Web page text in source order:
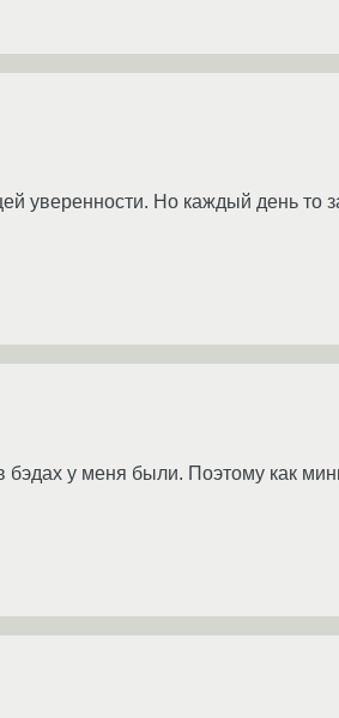
уверенности. Но каждый день то
бэдах у меня были. Поэтому как